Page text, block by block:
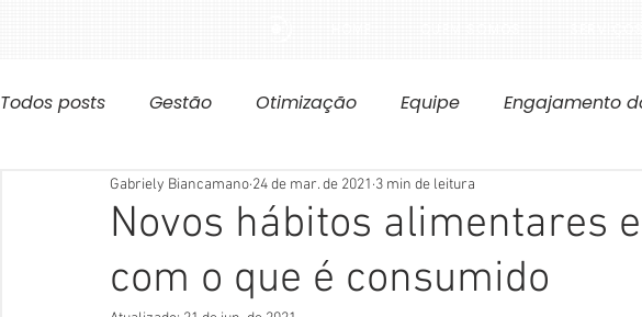
Todos posts Gestão Otimização Equipe Engajamento
Novos hábitos alimentares
com o que é consumido
Gabriely Biancamano 24 de mar. de 2021 3 min de leitura